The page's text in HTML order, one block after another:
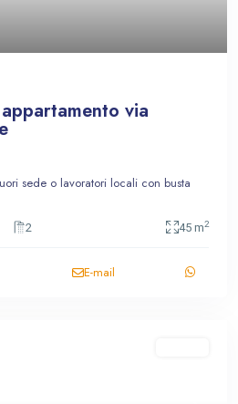
via
sede o lavoratori locali con busta
2 45 m2
E-mail